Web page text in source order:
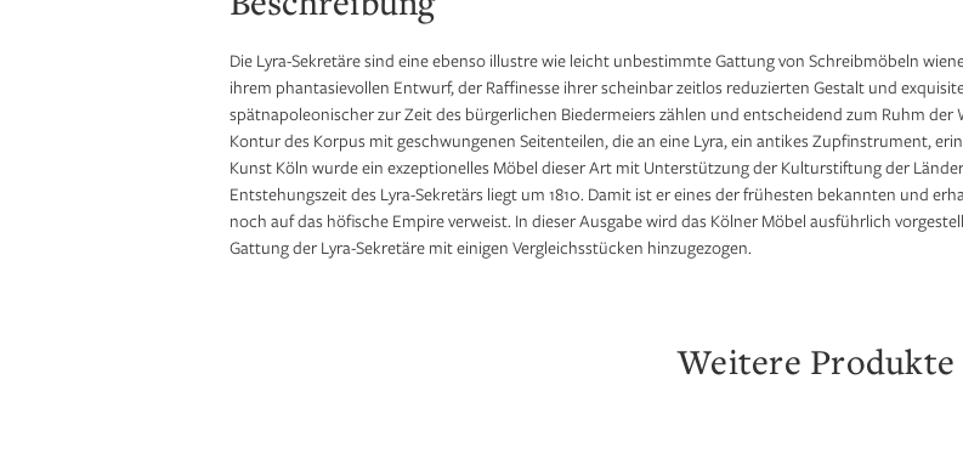
Die Lyra-Sekretäre sind eine ebenso illustre wie leicht unbestimmte Gattung von Schreibmöbeln
ihrem phantasievollen Entwurf, der Raffinesse ihrer scheinbar zeitlos reduzierten Gestalt und
spätnapoleonischer zur Zeit des bürgerlichen Biedermeiers zählen und entscheidend zum Ruhm
Kontur des Korpus mit geschwungenen Seitenteilen, die an eine Lyra, ein antikes Zupfinstrument,
Kunst Köln wurde ein exzeptionelles Möbel dieser Art mit Unterstützung der Kulturstiftung der
Entstehungszeit des Lyra-Sekretärs liegt um 1810. Damit ist er eines der frühesten bekannten und
noch auf das höfische Empire verweist. In dieser Ausgabe wird das Kölner Möbel ausführlich
Gattung der Lyra-Sekretäre mit einigen Vergleichsstücken hinzugezogen.
Weitere Produkte